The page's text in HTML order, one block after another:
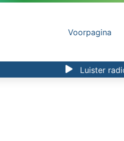
Voorpagina
Luister